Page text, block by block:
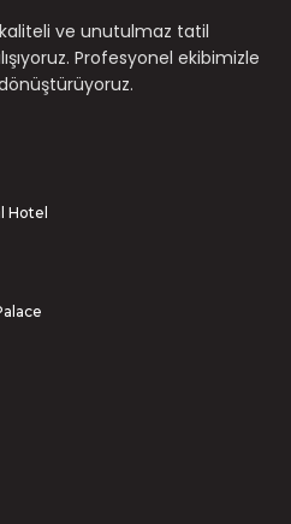
ve unutulmaz tatil
Profesyonel ekibimizle
Hotel